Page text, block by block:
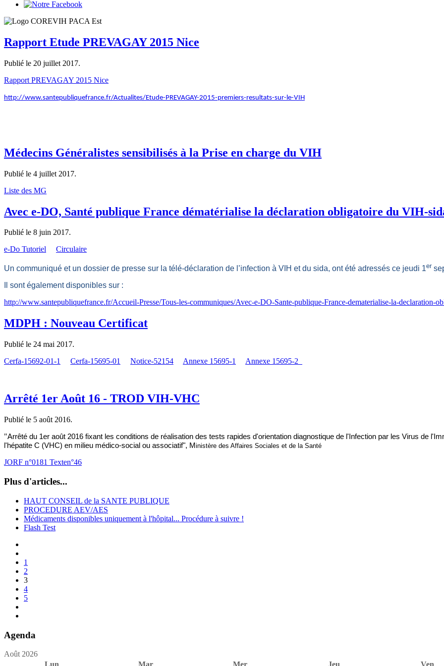
Rapport Etude PREVAGAY 2015 Nice
Publié le 20 juillet 2017.
Rapport PREVAGAY 2015 Nice
http://www.santepubliquefrance.fr/Actualites/Etude-PREVAGAY-2015-premiers-resultats-sur-le-VIH
Médecins Généralistes sensibilisés à la Prise en charge du VIH
Publié le 4 juillet 2017.
Liste des MG
Avec e-DO, Santé publique France dématérialise la déclaration obligatoire du VIH-
Publié le 8 juin 2017.
e-Do Tutoriel
Circulaire
Un communiqué et un dossier de presse sur la télé-déclaration de l’infection à VIH et du sida, ont été adressés ce jeudi 1er
Il sont également disponibles sur :
http://www.santepubliquefrance.fr/Accueil-Presse/Tous-les-communiques/Avec-e-DO-Sante-publique-France-dematerialise-la-declaration-
MDPH : Nouveau Certificat
Publié le 24 mai 2017.
Cerfa-15692-01-1
Cerfa-15695-01 Notice-52154 Annexe 15695-1 Annexe 15695-2
Arrêté 1er Août 16 - TROD VIH-VHC
Publié le 5 août 2016.
"Arrêté du 1er août 2016 fixant les conditions de réalisation des tests rapides d'orientation diagnostique de l'Infection par les Virus de
l'hépatite C (VHC) en milieu médico-social ou associatif", Ministère des Affaires Sociales et de la Santé
JORF n°0181 Texten°46
Plus d'articles...
HAUT CONSEIL de la SANTE PUBLIQUE
PROCEDURE AEV/AES
Médicaments disponibles uniquement à l'hôpital... Procédure à suivre !
Flash Test
1
2
3
4
5
Agenda
Août 2026